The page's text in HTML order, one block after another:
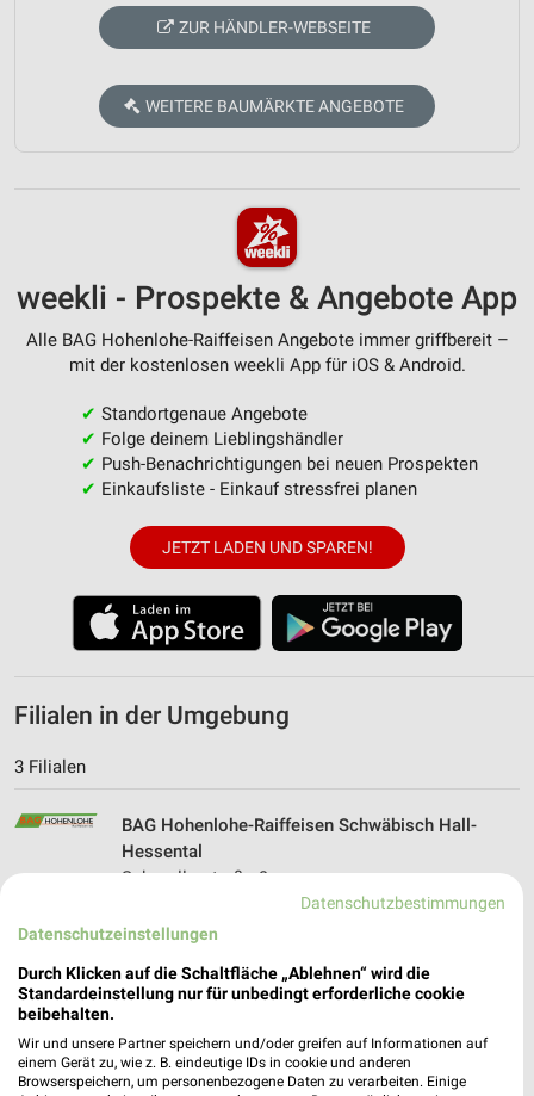
ZUR HÄNDLER-WEBSEITE
WEITERE BAUMÄRKTE ANGEBOTE
weekli - Prospekte & Angebote App
Alle BAG Hohenlohe-Raiffeisen Angebote immer griffbereit –
mit der kostenlosen weekli App für iOS & Android.
✔ Standortgenaue Angebote
✔ Folge deinem Lieblingshändler
✔ Push-Benachrichtigungen bei neuen Prospekten
✔ Einkaufsliste - Einkauf stressfrei planen
JETZT LADEN UND SPAREN!
Filialen in der Umgebung
3 Filialen
BAG Hohenlohe-Raiffeisen Schwäbisch Hall-
Hessental
Schmollerstraße 9
74523 Schwäbisch Hall-Hessental
Heute 08:00 - 12:00 13:10 - 17:00 Uhr |
Geöffnet
3,69 km
BAG Hohenlohe-Raiffeisen Schwäbisch Hall
Datenschutzbestimmungen
Datenschutzeinstellungen
Durch Klicken auf die Schaltfläche „Ablehnen“ wird die
Standardeinstellung nur für unbedingt erforderliche cookie
beibehalten.
Wir und unsere Partner speichern und/oder greifen auf Informationen auf
einem Gerät zu, wie z. B. eindeutige IDs in cookie und anderen
Browserspeichern, um personenbezogene Daten zu verarbeiten. Einige